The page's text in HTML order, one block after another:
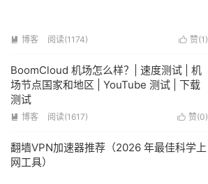
 赞(1 )
 博客 阅读(1174)
BoomCloud 机场怎么样？| 速度测试 | 机
场节点国家和地区 | YouTube 测试 | 下载
测试
 赞(0)
 博客 阅读(1617)
翻墙VPN加速器推荐（2026 年最佳科学上
网工具）